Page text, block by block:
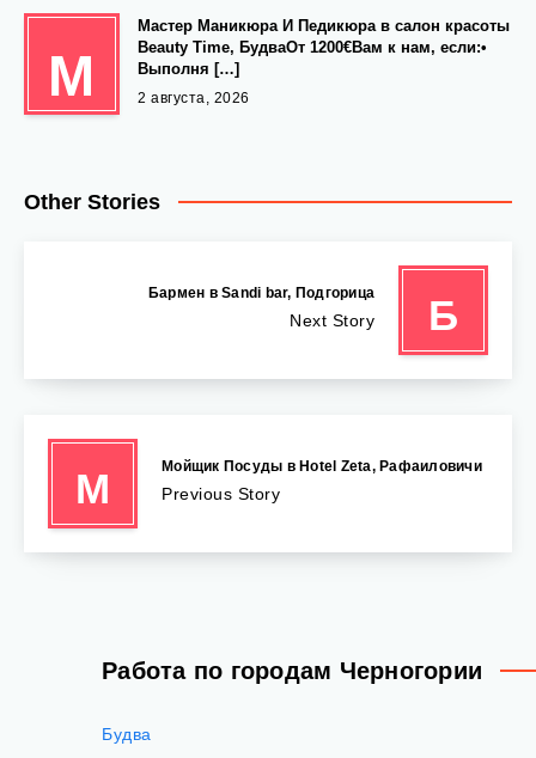
М
Мастер Маникюра И Педикюра в салон красоты
Beauty Time, БудваОт 1200€Вам к нам, если:•
Выполня […]
2 августа, 2026
Other Stories
Б
Бармен в Sandi bar, Подгорица
Next Story
М Мойщик Посуды в Hotel Zeta, Рафаиловичи
Previous Story
Работа по городам Черногории
Будва